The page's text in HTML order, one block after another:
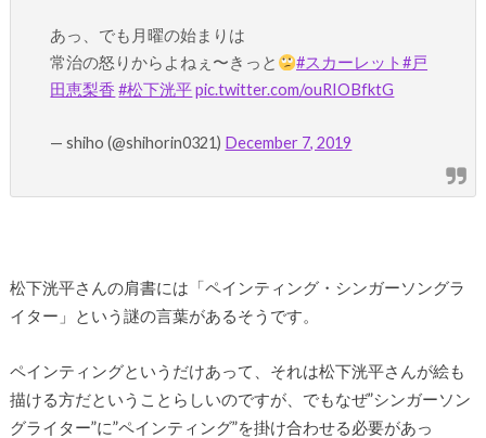
あっ、でも月曜の始まりは
常治の怒りからよねぇ〜きっと
#スカーレット#戸
田恵梨香 #松下洸平 pic.twitter.com/ouRIOBfktG
— shiho (@shihorin0321) December 7, 2019
松下洸平さんの肩書には「ペインティング・シンガーソングラ
イター」という謎の言葉があるそうです。
ペインティングというだけあって、それは松下洸平さんが絵も
描ける方だということらしいのですが、でもなぜ”シンガーソン
グライター”に”ペインティング”を掛け合わせる必要があっ